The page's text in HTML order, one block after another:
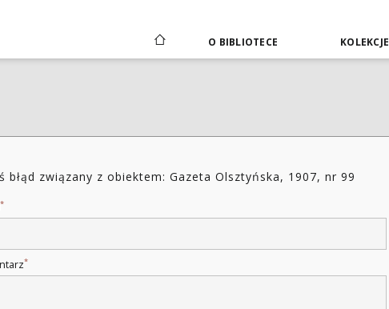
O BIBLIOTECE KOLEKCJE
błąd związany z obiektem: Gazeta Olsztyńska, 1907, nr 99
*
*